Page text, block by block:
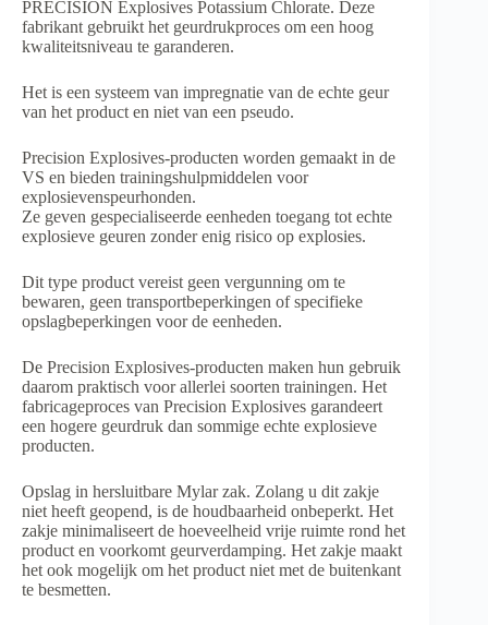
PRECISION Explosives Potassium Chlorate. Deze
fabrikant gebruikt het geurdrukproces om een ​​hoog
kwaliteitsniveau te garanderen.
Het is een systeem van impregnatie van de echte geur
van het product en niet van een pseudo.
Precision Explosives-producten worden gemaakt in de
VS en bieden trainingshulpmiddelen voor
explosievenspeurhonden.
Ze geven gespecialiseerde eenheden toegang tot echte
explosieve geuren zonder enig risico op explosies.
Dit type product vereist geen vergunning om te
bewaren, geen transportbeperkingen of specifieke
opslagbeperkingen voor de eenheden.
De Precision Explosives-producten maken hun gebruik
daarom praktisch voor allerlei soorten trainingen. Het
fabricageproces van Precision Explosives garandeert
een hogere geurdruk dan sommige echte explosieve
producten.
Opslag in hersluitbare Mylar zak. Zolang u dit zakje
niet heeft geopend, is de houdbaarheid onbeperkt. Het
zakje minimaliseert de hoeveelheid vrije ruimte rond het
product en voorkomt geurverdamping. Het zakje maakt
het ook mogelijk om het product niet met de buitenkant
te besmetten.